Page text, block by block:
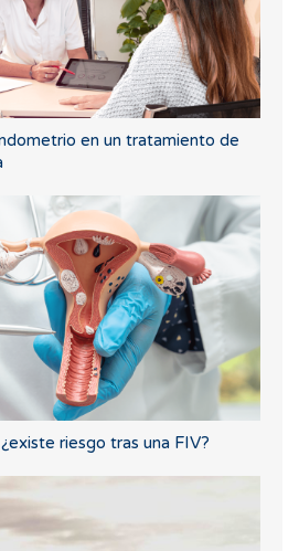
en un tratamiento de
riesgo tras una FIV?